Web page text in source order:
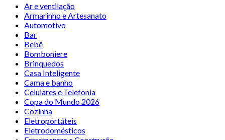
Ar e ventilação
Armarinho e Artesanato
Automotivo
Bar
Bebê
Bomboniere
Brinquedos
Casa Inteligente
Cama e banho
Celulares e Telefonia
Copa do Mundo 2026
Cozinha
Eletroportáteis
Eletrodomésticos